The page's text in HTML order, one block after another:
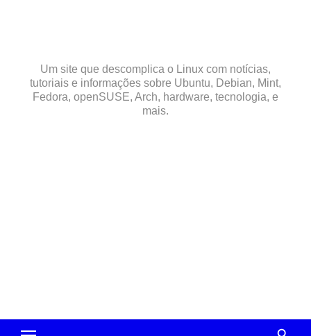
Um site que descomplica o Linux com notícias,
tutoriais e informações sobre Ubuntu, Debian, Mint,
Fedora, openSUSE, Arch, hardware, tecnologia, e
mais.